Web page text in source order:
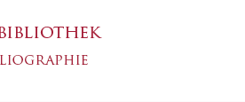
Tissue-Derived